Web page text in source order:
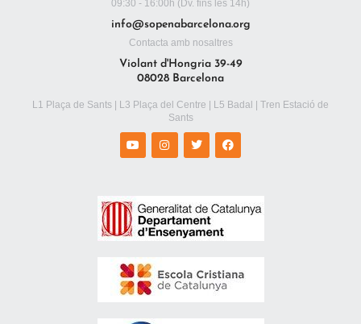
09:30 - 16:00h (Dv. fins les 14h)
info@sopenabarcelona.org
Contacta amb nosaltres
Violant d'Hongria 39-49
08028 Barcelona
L1 Plaça de Sants | L3 Plaça del Centre | L5 Badal | Tren Estació de
Sants